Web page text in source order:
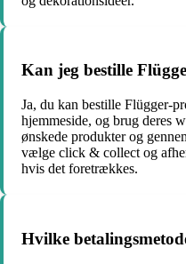
Kan jeg bestille
Ja, du kan bestille Flügger-
hjemmeside, og brug deres
ønskede produkter og
vælge click & collect og
hvis det foretrækkes.
Hvilke